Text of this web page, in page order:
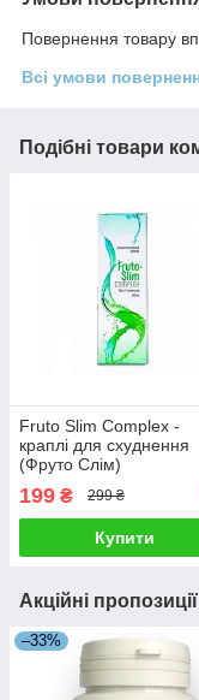
Повернення товару
Всі умови
Подібні товари
Fruto Slim Complex -
краплі для схуднення
(Фруто Слім)
199 ₴ 299 ₴
Купити
Акційні
–33%